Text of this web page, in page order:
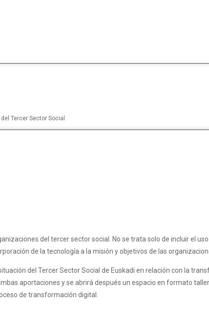
Tercer Sector Social
del tercer sector social. No se trata solo de incluir el
de la tecnología a la misión y objetivos de las
del Tercer Sector Social de Euskadi en relación con la
aportaciones y se abrirá después un espacio en formato
de transformación digital.